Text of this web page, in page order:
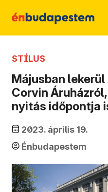
STÍLUS
Májusban
Corvin
nyitás időpontja
2023. április 19.
Énbudapestem